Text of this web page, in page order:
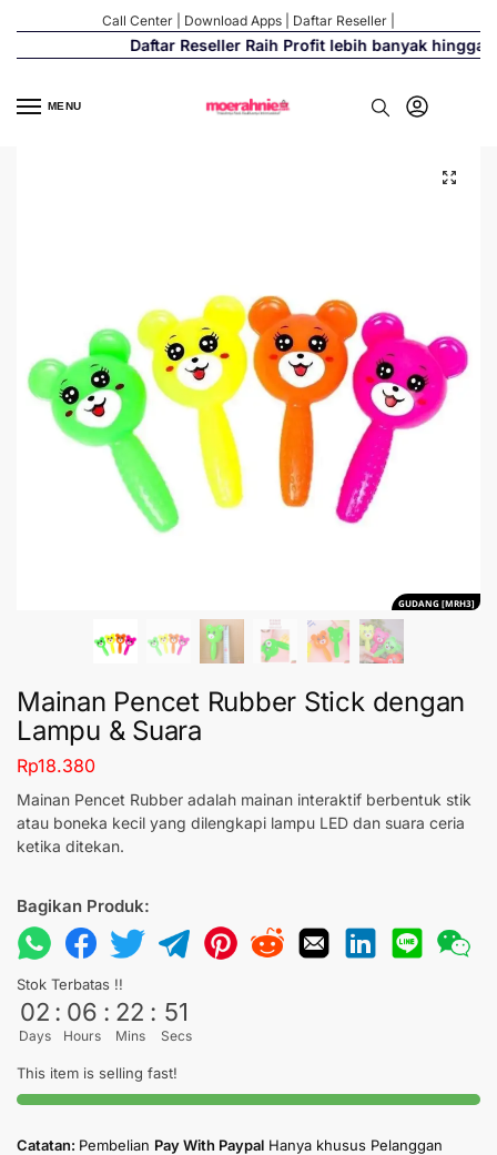
Call Center Download Apps Daftar Reseller
Daftar Reseller Raih Profit lebih banyak hingga
MENU
GUDANG [MRH3]
Mainan Pencet Rubber Stick dengan
Lampu & Suara
Rp18.380
Mainan Pencet Rubber adalah mainan interaktif berbentuk stik
atau boneka kecil yang dilengkapi lampu LED dan suara ceria
ketika ditekan.
Bagikan Produk:
Stok Terbatas !!
02
Days
: 06
Hours
: 22
Mins
: 50
Secs
This item is selling fast!
Catatan: Pembelian Pay With Paypal Hanya khusus Pelanggan